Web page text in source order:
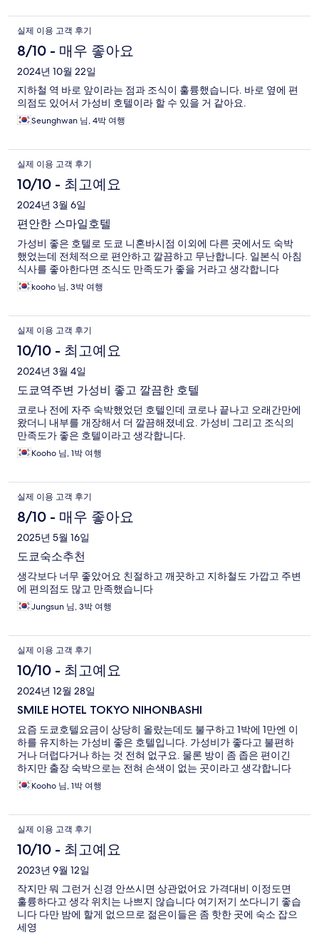
실제 이용 고객 후기
8/10 - 매우 좋아요
2024년 10월 22일
지하철 역 바로 앞이라는 점과 조식이 훌륭했습니다. 바로 옆에 편
의점도 있어서 가성비 호텔이라 할 수 있을 거 같아요.
Seunghwan 님, 4박 여행
실제 이용 고객 후기
10/10 - 최고예요
2024년 3월 6일
편안한 스마일호텔
가성비 좋은 호텔로 도쿄 니혼바시점 이외에 다른 곳에서도 숙박
했었는데 전체적으로 편안하고 깔끔하고 무난합니다. 일본식 아침
식사를 좋아한다면 조식도 만족도가 좋을 거라고 생각합니다
kooho 님, 3박 여행
실제 이용 고객 후기
10/10 - 최고예요
2024년 3월 4일
도쿄역주변 가성비 좋고 깔끔한 호텔
코로나 전에 자주 숙박했었던 호텔인데 코로나 끝나고 오래간만에
왔더니 내부를 개장해서 더 깔끔해졌네요. 가성비 그리고 조식의
만족도가 좋은 호텔이라고 생각합니다.
Kooho 님, 1박 여행
실제 이용 고객 후기
8/10 - 매우 좋아요
2025년 5월 16일
도쿄숙소추천
생각보다 너무 좋았어요 친절하고 깨끗하고 지하철도 가깝고 주변
에 편의점도 많고 만족했습니다
Jungsun 님, 3박 여행
실제 이용 고객 후기
10/10 - 최고예요
2024년 12월 28일
SMILE HOTEL TOKYO NIHONBASHI
요즘 도쿄호텔요금이 상당히 올랐는데도 불구하고 1박에 1만엔 이
하를 유지하는 가성비 좋은 호텔입니다. 가성비가 좋다고 불편하
거나 더럽다거나 하는 것 전혀 없구요. 물론 방이 좀 좁은 편이긴
하지만 출장 숙박으로는 전혀 손색이 없는 곳이라고 생각합니다
Kooho 님, 1박 여행
실제 이용 고객 후기
10/10 - 최고예요
2023년 9월 12일
작지만 뭐 그런거 신경 안쓰시면 상관없어요 가격대비 이정도면
훌륭하다고 생각 위치는 나쁘지 않습니다 여기저기 쏘다니기 좋습
니다 다만 밤에 할게 없으므로 젊은이들은 좀 핫한 곳에 숙소 잡으
세영